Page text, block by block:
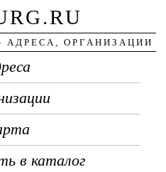
ОРГАНИЗАЦИИ
в каталог